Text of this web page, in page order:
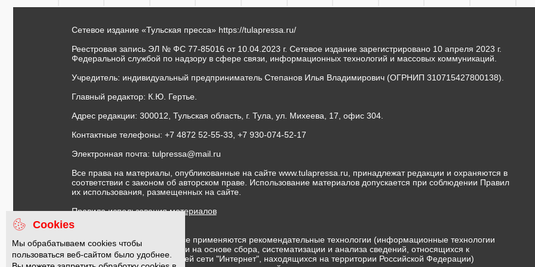
Сетевое издание «Тульская пресса» https://tulapressa.ru/
Реестровая запись ЭЛ № ФС 77-85016 от 10.04.2023 г. Сетевое издание зарегистрировано 10 апреля 2023 г.
Федеральной службой по надзору в сфере связи, информационных технологий и массовых коммуникаций.
Учредитель: индивидуальный предприниматель Степанов Илья Владимирович (ОГРНИП 310715427800138).
Главный редактор: К.Ю. Гертье.
Адрес редакции: 300012, Тульская область, г. Тула, ул. Михеева, 17, офис 304.
Контактные телефоны: +7 4872 52-55-33, +7 930-074-52-17
Электронная почта: tulpressa@mail.ru
Все права на материалы, опубликованные на сайте www.tulapressa.ru, принадлежат редакции и охраняются в
соответствии с законом об авторском праве. Использование материалов допускается при соблюдении Правил
их использования, размещенных на сайте.
Правила использования материалов
Договор публичной оферты
На информационном ресурсе применяются рекомендательные технологии (информационные технологии
предоставления информации на основе сбора, систематизации и анализа сведений, относящихся к
предпочтениям пользователей сети "Интернет", находящихся на территории Российской Федерации)
Cookies
Мы обрабатываем cookies чтобы
пользоваться веб-сайтом было удобнее.